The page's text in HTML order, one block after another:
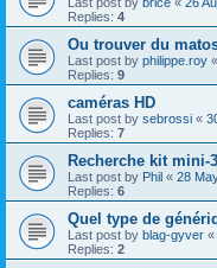
Replies: 4
Ou trouver du
Last post by philippe.roy «
Replies: 9
caméras HD
Last post by sebrossi «
Replies: 7
Recherche kit mini-
Last post by Phil « 28
Replies: 6
Quel type de
Last post by blag-gyver «
Replies: 2